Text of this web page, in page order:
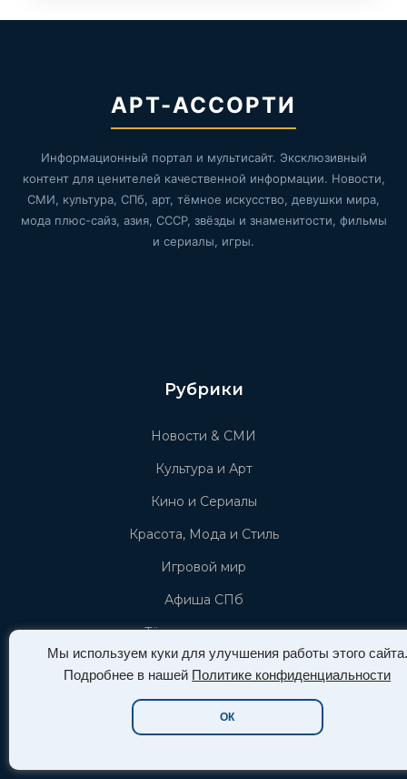
Мы используем куки для улучшения работы этого сайта.
Подробнее в нашей Политике конфиденциальности
ОК
АРТ-АССОРТИ
Информационный портал и мультисайт. Эксклюзивный
контент для ценителей качественной информации. Новости,
СМИ, культура, СПб, арт, тёмное искусство, девушки мира,
мода плюс-сайз, азия, СССР, звёзды и знаменитости, фильмы
и сериалы, игры.
Рубрики
Новости & СМИ
Культура и Арт
Кино и Сериалы
Красота, Мода и Стиль
Игровой мир
Афиша СПб
Тёмное искусство
Пышные формы (plus-size)
Новости Азии (азиатской культуры)
Звёзды и знаменистоти